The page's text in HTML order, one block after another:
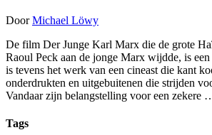
DoorMichael Löwy
De film Der Junge Karl Marx die de grote
Raoul Peck aan de jonge Marx wijdde, is
is tevens het werk van een cineast die kant
onderdrukten en uitgebuitenen die strijden
Vandaar zijn belangstelling voor een zekere
Tags